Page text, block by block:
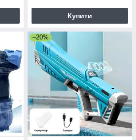
Купити
–20%